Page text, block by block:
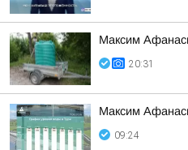
Максим
20:31
Максим
09:24